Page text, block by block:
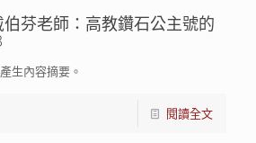
芬老師：高教鑽石公主號的
生內容摘要。
閱讀全文